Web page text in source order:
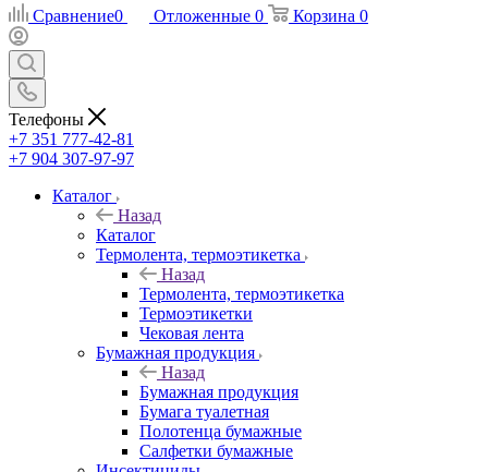
Сравнение0 Отложенные 0 Корзина 0
Телефоны
+7 351 777-42-81
+7 904 307-97-97
Каталог
Назад
Каталог
Термолента, термоэтикетка
Назад
Термолента, термоэтикетка
Термоэтикетки
Чековая лента
Бумажная продукция
Назад
Бумажная продукция
Бумага туалетная
Полотенца бумажные
Салфетки бумажные